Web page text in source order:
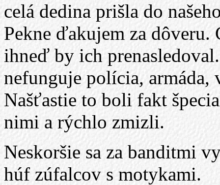
celá dedina prišla do
Pekne ďakujem za
ihneď by ich
nefunguje polícia, armáda,
Našťastie to boli fakt
nimi a rýchlo zmizli.
Neskoršie sa za banditmi
húf zúfalcov s motykami.